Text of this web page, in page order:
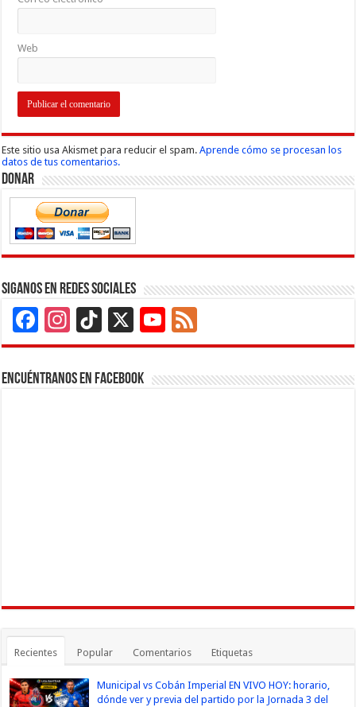
Web
Este sitio usa Akismet para reducir el spam.Aprende cómo se procesan los
datos de tus comentarios.
Donar
Siganos en Redes Sociales
Facebook
Instagram
TikTok
X
YouTube
Channel
Encuéntranos en Facebook
Recientes Popular Comentarios Etiquetas
Municipal vs Cobán Imperial EN VIVO HOY: horario,
dónde ver y previa del partido por la Jornada 3 del